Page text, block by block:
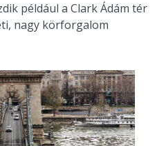
például a Clark Ádám tér
nagy körforgalom